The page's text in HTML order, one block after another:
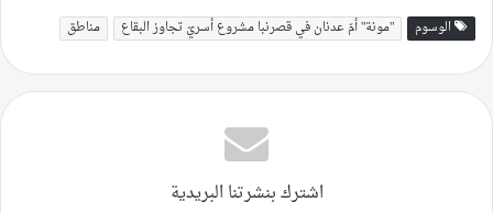
الوسوم "مونة" أمّ عدنان في قصرنبا مشروع أسريّ تجاوز البقاع مناطق
اشترك بنشرتنا البريدية